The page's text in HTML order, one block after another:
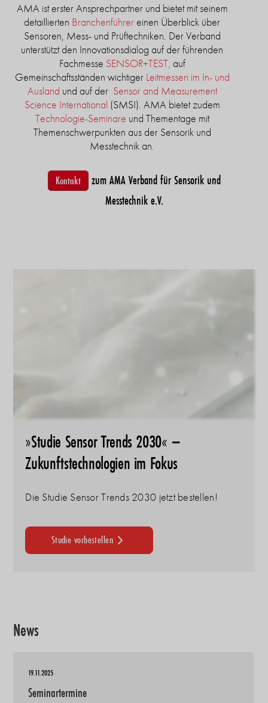
AMA ist erster Ansprechpartner und bietet mit seinem
detaillierten Branchenführereinen Überblick über
Sensoren, Mess- und Prüftechniken. Der Verband
unterstützt den Innovationsdialog auf der führenden
Fachmesse SENSOR+TEST, auf
Gemeinschaftsständen wichtiger Leitmessen im In- und
Ausland und auf der Sensor and Measurement
Science International (SMSI). AMA bietet zudem
Technologie-Seminare und Thementage mit
Themenschwerpunkten aus der Sensorik und
Messtechnik an.
Kontakt
zum AMA Verband für Sensorik und
Messtechnik e.V.
»Studie Sensor Trends 2030« –
Zukunftstechnologien im Fokus
Die Studie Sensor Trends 2030 jetzt bestellen!
Studie vorbestellen
News
19.11.2025
Seminartermine